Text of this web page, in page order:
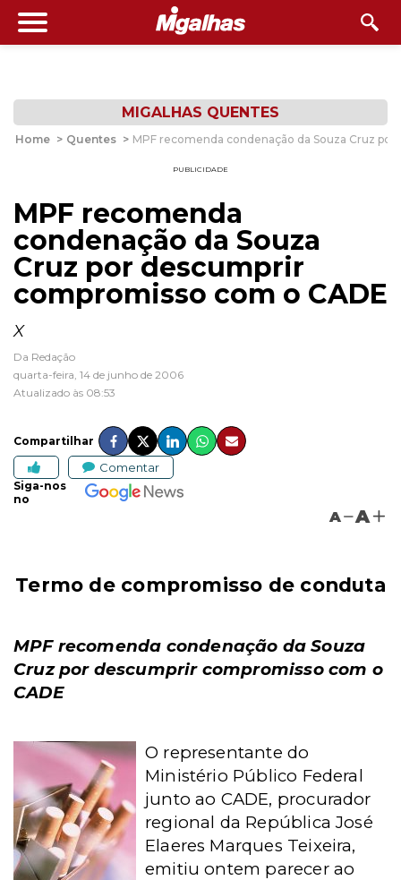
MIGALHAS QUENTES
Home > Quentes > MPF recomenda condenação da Souza Cruz
PUBLICIDADE
MPF recomenda
condenação da Souza
Cruz por descumprir
compromisso com o CADE
X
Da Redação
quarta-feira, 14 de junho de 2006
Atualizado às 08:53
Compartilhar
Comentar
Siga-nos
no
A A
Termo de compromisso de conduta
MPF recomenda condenação da Souza
Cruz por descumprir compromisso com o
CADE
O representante do
Ministério Público Federal
junto ao CADE, procurador
regional da República José
Elaeres Marques Teixeira,
emitiu ontem parecer ao